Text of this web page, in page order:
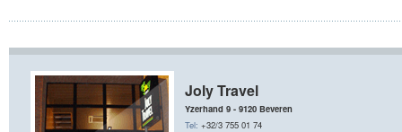
Joly Travel
Yzerhand 9 - 9120 Beveren
Tel: +32/3 755 01 74